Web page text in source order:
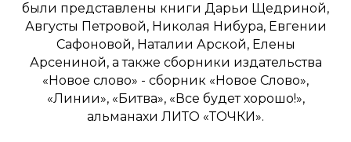
были представлены книги Дарьи Щедриной,
Августы Петровой, Николая Нибура, Евгении
Сафоновой, Наталии Арской, Елены
Арсениной, а также сборники издательства
«Новое слово» - сборник «Новое Слово»,
«Линии», «Битва», «Все будет хорошо!»,
альманахи ЛИТО «ТОЧКИ».